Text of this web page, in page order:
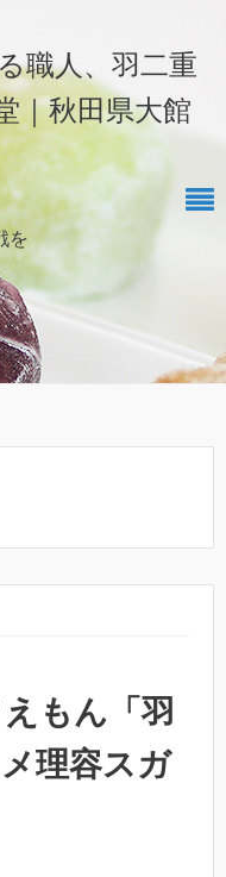
職人、羽二重
｜秋田県大館
を
もん「羽
理容スガ